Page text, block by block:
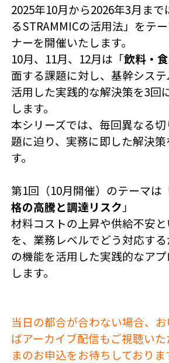
2025年10月から2026年3月ま
るSTRAMMICの活用法」をテ
ナーを開催いたします。
10月、11月、12月は「飲料・
面する課題に対し、基幹システ
活用した実践的な解決策を3回
します。
本シリーズでは、毎回異なる
題に迫り、実務に即した解決
す。
第1回（10月開催）のテーマは
格の高騰と調達リスク 」
材料コストの上昇や供給不安
を、業務レベルでどう対応す
の機能を活用した実践的なア
します。
当日の都合が合わない場合、
ばアーカイブ配信もご視聴い
まのお申込をお待ちしておりま